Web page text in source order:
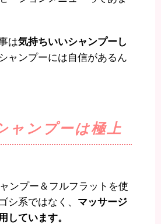
は気持ちいいシャンプーし
ャンプーには自信があるん
ャンプーは極上
ンプー＆フルフラットを使
シ系ではなく、 マッサージ
しています。